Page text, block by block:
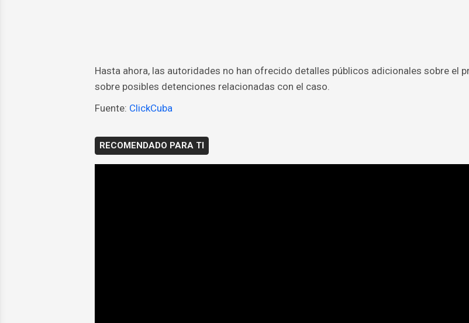
Hasta ahora, las autoridades no han ofrecido detalles públicos adicionales sobre el
sobre posibles detenciones relacionadas con el caso.
Fuente: ClickCuba
RECOMENDADO PARA TI